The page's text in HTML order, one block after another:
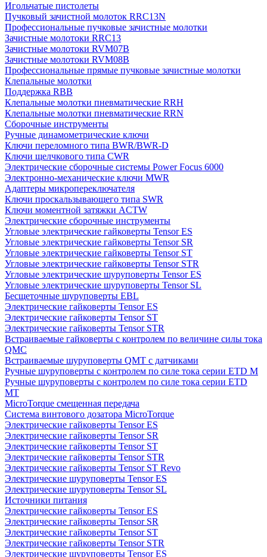
Игольчатые пистолеты
Пучковый зачистной молоток RRC13N
Профессиональные пучковые зачистные молотки
Зачистные молотоки RRC13
Зачистные молотоки RVM07B
Зачистные молотоки RVM08B
Профессиональные прямые пучковые зачистные молотки
Клепальные молотки
Поддержка RBB
Клепальные молотки пневматические RRH
Клепальные молотки пневматические RRN
Сборочные инструменты
Ручные динамометрические ключи
Ключи переломного типа BWR/BWR-D
Ключи щелчкового типа CWR
Электрические сборочные системы Power Focus 6000
Электронно-механические ключи MWR
Адаптеры микропереключателя
Ключи проскальзывающего типа SWR
Ключи моментной затяжки ACTW
Электрические сборочные инструменты
Угловые электрические гайковерты Tensor ES
Угловые электрические гайковерты Tensor SR
Угловые электрические гайковерты Tensor ST
Угловые электрические гайковерты Tensor STR
Угловые электрические шуруповерты Tensor ES
Угловые электрические шуруповерты Tensor SL
Бесщеточные шуруповерты EBL
Электрические гайковерты Tensor ES
Электрические гайковерты Tensor ST
Электрические гайковерты Tensor STR
Встраиваемые гайковерты с контролем по величине силы тока
QMC
Встраиваемые шуруповерты QMT с датчиками
Ручные шуруповерты с контролем по силе тока серии ETD M
Ручные шуруповерты с контролем по силе тока серии ETD
MT
MicroTorque смещенная передача
Система винтового дозатора MicroTorque
Электрические гайковерты Tensor ES
Электрические гайковерты Tensor SR
Электрические гайковерты Tensor ST
Электрические гайковерты Tensor STR
Электрические гайковерты Tensor ST Revo
Электрические шуруповерты Tensor ES
Электрические шуруповерты Tensor SL
Источники питания
Электрические гайковерты Tensor ES
Электрические гайковерты Tensor SR
Электрические гайковерты Tensor ST
Электрические гайковерты Tensor STR
Электрические шуруповерты Tensor ES